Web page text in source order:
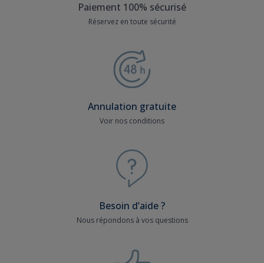
Paiement 100% sécurisé
Réservez en toute sécurité
Annulation gratuite
Voir nos conditions
Besoin d’aide ?
Nous répondons à vos questions